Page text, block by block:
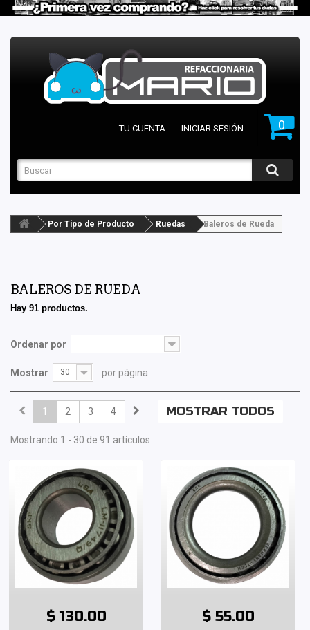
0
TU CUENTA INICIAR SESIÓN
Por Tipo de Producto Ruedas Baleros de Rueda
BALEROS DE RUEDA
Hay 91 productos.
Ordenar por --
Mostrar 30 por página
MOSTRAR TODOS
1 2 3 4
Mostrando 1 - 30 de 91 artículos
$ 130.00 $ 55.00